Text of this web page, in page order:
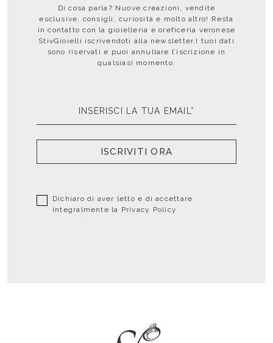
Di cosa parla? Nuove creazioni, vendite
esclusive, consigli, curiosità e molto altro! Resta
in contatto con la gioielleria e oreficeria veronese
StivGioielli iscrivendoti alla newsletter.I tuoi dati
sono riservati e puoi annullare l’iscrizione in
qualsiasi momento.
ISCRIVITI ORA
Dichiaro di aver letto e di accettare
integralmente la Privacy Policy